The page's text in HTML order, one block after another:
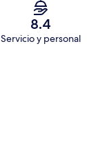
8.4
Servicio y personal